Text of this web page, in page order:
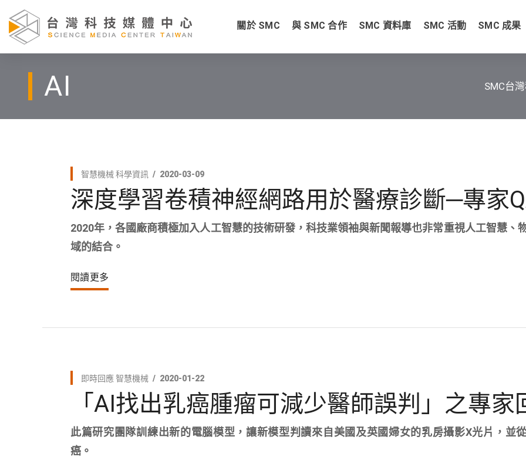
關於 SMC 與 SMC 合作 SMC 資料庫 SMC 活動 SMC 成果
AI SMC台
智慧機械科學資訊 2020-03-09
深度學習卷積神經網路用於醫療診斷─專家
2020年，各國廠商積極加入人工智慧的技術研發，科技業領袖與新聞報導也非常重視人工智慧、
域的結合。
閱讀更多
即時回應智慧機械 2020-01-22
「AI找出乳癌腫瘤可減少醫師誤判」之專家
此篇研究團隊訓練出新的電腦模型，讓新模型判讀來自美國及英國婦女的乳房攝影X光片，並
癌。